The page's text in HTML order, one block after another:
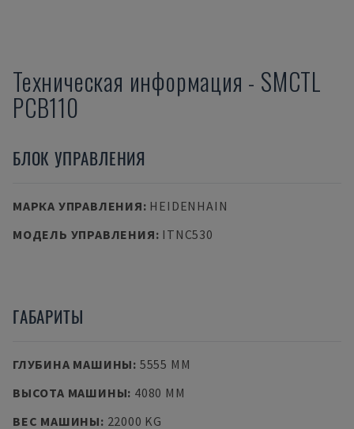
Техническая информация - SMCTL
PCB110
БЛОК УПРАВЛЕНИЯ
МАРКА УПРАВЛЕНИЯ: HEIDENHAIN
МОДЕЛЬ УПРАВЛЕНИЯ: ITNC530
ГАБАРИТЫ
ГЛУБИНА МАШИНЫ: 5555 MM
ВЫСОТА МАШИНЫ: 4080 MM
ВЕС МАШИНЫ: 22000 KG